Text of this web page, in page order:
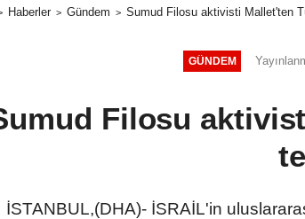
Haberler Gündem Sumud Filosu aktivisti Mallet'ten
GÜNDEM
Filosu
İSTANBUL,(DHA)- İSRAİL'in